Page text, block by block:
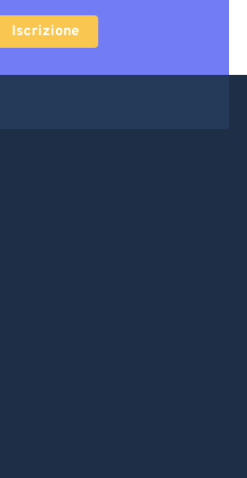
Iscrizione